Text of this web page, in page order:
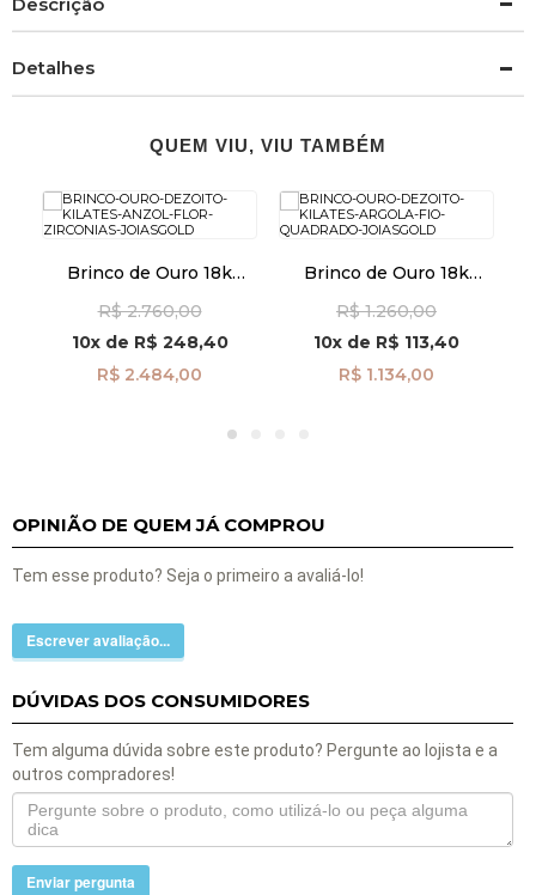
Detalhes
QUEM VIU, VIU TAMBÉM
Brinco de Ouro 18k
br29517
R$ 2.760,00
10xde R$ 248,40
R$ 2.484,00
Brinco de Ouro 18k
br29491
R$ 1.260,00
10x de R$ 113,40
R$ 1.134,00
OPINIÃO DE QUEM JÁ COMPROU
Tem esse produto? Seja o primeiro a avaliá-lo!
Escrever avaliação...
DÚVIDAS DOS CONSUMIDORES
Tem alguma dúvida sobre este produto? Pergunte ao lojista e a
outros compradores!
Enviar pergunta